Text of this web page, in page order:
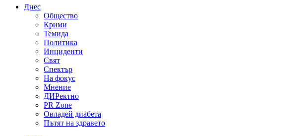
Днес
Общество
Крими
Темида
Политика
Инциденти
Свят
Спектър
На фокус
Мнение
ДИРектно
PR Zone
Овладей диабета
Пътят на здравето